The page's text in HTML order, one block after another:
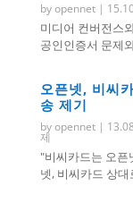
byopennet|
미디어 컨버전스
공인인증서 문제
오픈넷, 비씨
송 제기
byopennet|
제
"비씨카드는 오픈
넷, 비씨카드 상